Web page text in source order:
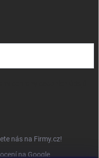
nás na Firmy.cz!
na Google